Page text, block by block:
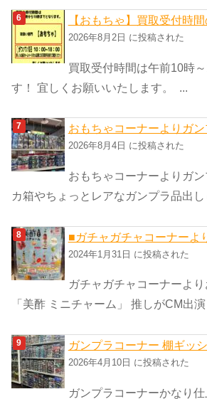
【おもちゃ】買取受付時
2026年8月2日 に投稿された
買取受付時間は午前10時
す！ 宜しくお願いいたします。 ...
おもちゃコーナーよりガ
2026年8月4日 に投稿された
おもちゃコーナーよりガ
カ箱やちょっとレアなガンプラ品出
■ガチャガチャコーナーよ
2024年1月31日 に投稿された
ガチャガチャコーナーよ
「美酢 ミニチャーム」 推しがCM出
ガンプラコーナー 棚ギッシ
2026年4月10日 に投稿された
ガンプラコーナーかなり